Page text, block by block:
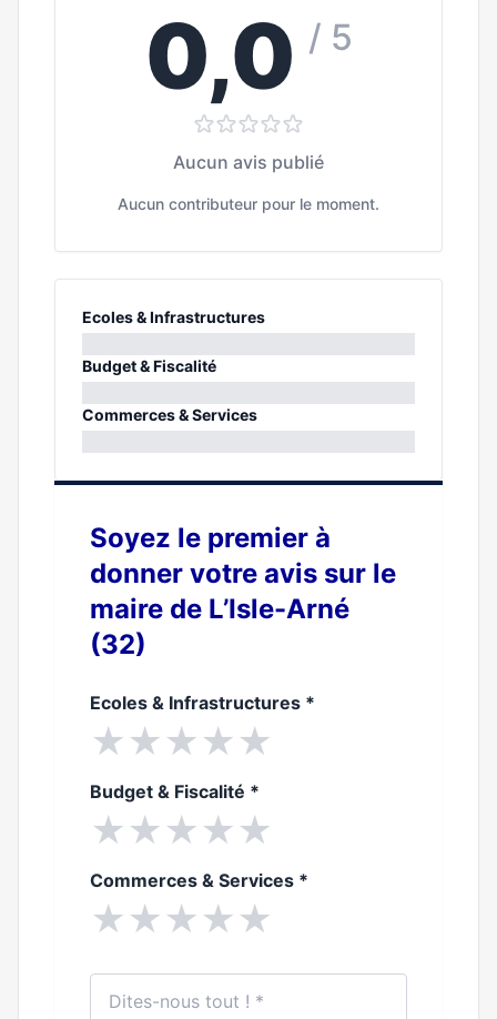
0,0 / 5
Aucun avis publié
Aucun contributeur pour le moment.
Ecoles & Infrastructures
0%
Budget & Fiscalité
0%
Commerces & Services
Soyez le premier à
donner votre avis sur le
maire de L’Isle-Arné
(32)
Ecoles & Infrastructures *
★★★★★
Budget & Fiscalité *
★★★★★
Commerces & Services *
★★★★★